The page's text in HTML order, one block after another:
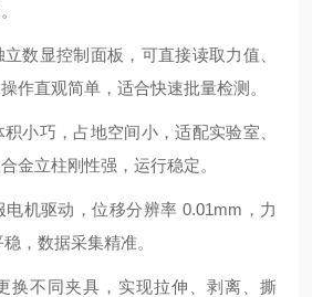
数显控制面板，可直接读取力值、
作直观简单，适合快速批量检测。
小巧，占地空间小，适配实验室、
金立柱刚性强，运行稳定。
机驱动，位移分辨率 0.01mm，力
，数据采集精准。
换不同夹具，实现拉伸、剥离、撕